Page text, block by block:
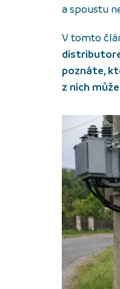
a spoustu
V tomto
poznáte,
z nich